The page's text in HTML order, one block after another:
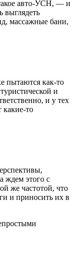
такое авто-УСН, — и
выглядеть
массажные бани,
пытаются как-то
и
и у тех
какие-то
ждем этого с
же частотой, что
и приносить их в